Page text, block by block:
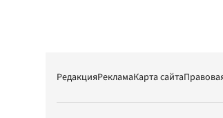
РедакцияРекламаКарта сайта